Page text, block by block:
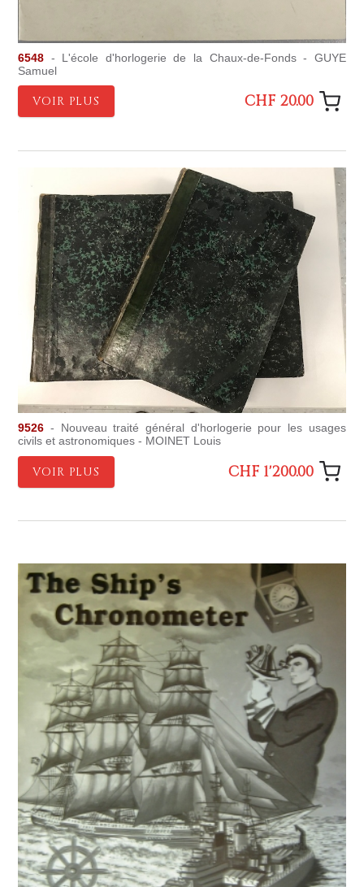
6548 - L'école d'horlogerie de la Chaux-de-Fonds - GUYE
Samuel
VOIR PLUS CHF 20.00
9526 - Nouveau traité général d'horlogerie pour les usages
civils et astronomiques - MOINET Louis
VOIR PLUS CHF 1'200.00